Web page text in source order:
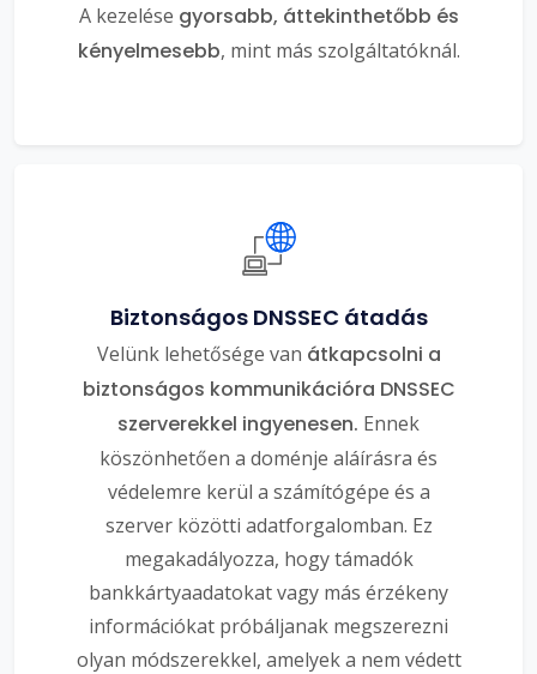
A kezelése gyorsabb, áttekinthetőbb és
kényelmesebb, mint más szolgáltatóknál.
Biztonságos DNSSEC átadás
Velünk lehetősége van átkapcsolni a
biztonságos kommunikációra DNSSEC
szerverekkel ingyenesen. Ennek
köszönhetően a doménje aláírásra és
védelemre kerül a számítógépe és a
szerver közötti adatforgalomban. Ez
megakadályozza, hogy támadók
bankkártyaadatokat vagy más érzékeny
információkat próbáljanak megszerezni
olyan módszerekkel, amelyek a nem védett